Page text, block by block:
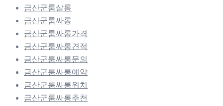
금산군룸살롱
금산군룸싸롱
금산군룸싸롱가격
금산군룸싸롱견적
금산군룸싸롱문의
금산군룸싸롱예약
금산군룸싸롱위치
금산군룸싸롱추천